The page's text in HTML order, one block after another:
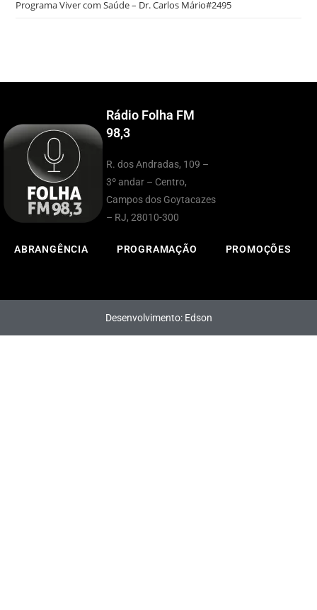
Programa Viver com Saúde – Dr. Carlos Mário#2495
Rádio Folha FM
98,3
R. dos Andradas, 109 –
3º andar – Centro,
Campos dos Goytacazes
– RJ, 28010-300
ABRANGÊNCIA PROGRAMAÇÃO PROMOÇÕES
Desenvolvimento: Edson